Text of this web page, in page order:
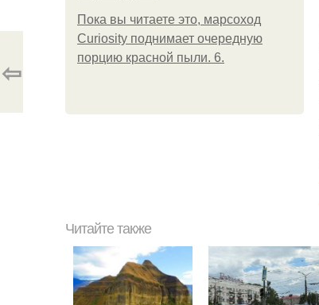
Пока вы читаете это, марсоход
Curiosity поднимает очередную
порцию красной пыли. 6.
⇦
Читайте также